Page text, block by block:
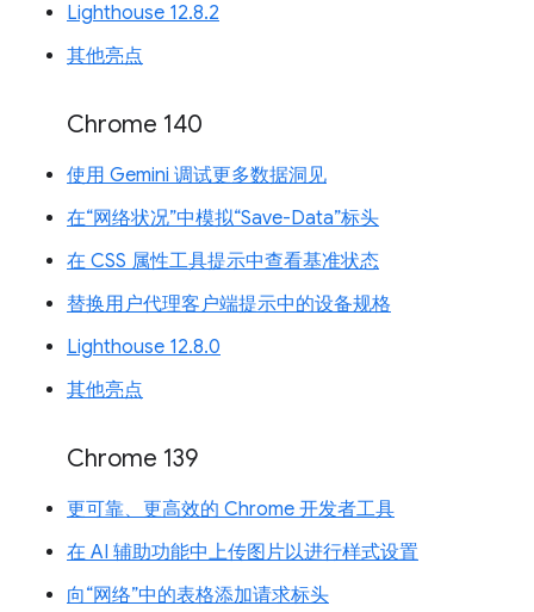
Lighthouse 12.8.2
其他亮点
Chrome 140
使用 Gemini 调试更多数据洞见
在“网络状况”中模拟“Save-Data”标头
在 CSS 属性工具提示中查看基准状态
替换用户代理客户端提示中的设备规格
Lighthouse 12.8.0
其他亮点
Chrome 139
更可靠、更高效的 Chrome 开发者工具
在 AI 辅助功能中上传图片以进行样式设置
向“网络”中的表格添加请求标头